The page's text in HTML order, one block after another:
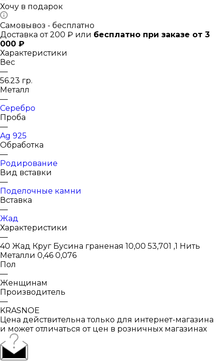
Хочу в подарок
Самовывоз - бесплатно
Доставка от 200 ₽ или бесплатно при заказе от 3
000 ₽
Характеристики
Вес
—
56.23 гр.
Металл
—
Серебро
Проба
—
Ag 925
Обработка
—
Родирование
Вид вставки
—
Поделочные камни
Вставка
—
Жад
Характеристики
—
40 Жад Круг Бусина граненая 10,00 53,701 ,1 Нить
Металли 0,46 0,076
Пол
—
Женщинам
Производитель
—
KRASNOE
Цена действительна только для интернет-магазина
и может отличаться от цен в розничных магазинах